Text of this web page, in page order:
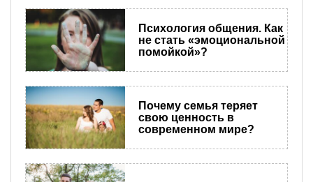
Психология общения. Как
не стать «эмоциональной
помойкой»?
Почему семья теряет
свою ценность в
современном мире?